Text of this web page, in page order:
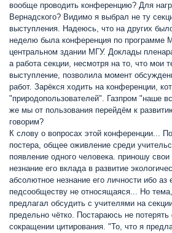
вообще проводить конференцию? Для
Вернадского? Видимо я выбрал не ту
выступления. Надеюсь, что на других
неделю была конференция по программе
центральном здании МГУ. Доклады
а работа секции, несмотря на то, что мои
выступление, позволила момент
работ. Зарёкся ходить на конференции,
"природопользователей". Газпром "наше
же мы от пользования перейдём к
говорим?
К слову о вопросах этой конференции...
постера, общее оживление среди
появление одного человека. приношу
незнание его вклада в развитие
абсолютное незнание его личности ибо аз
педсообществу не относящаяся... Но
предлагал обсудить с учителями на
предельно чётко. Постараюсь не
сокращении цитирования. "То, что я